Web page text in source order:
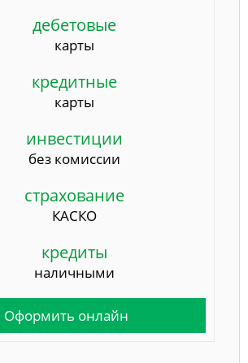
дебетовые
карты
кредитные
карты
инвестиции
без комиссии
страхование
КАСКО
кредиты
наличными
Оформить онлайн